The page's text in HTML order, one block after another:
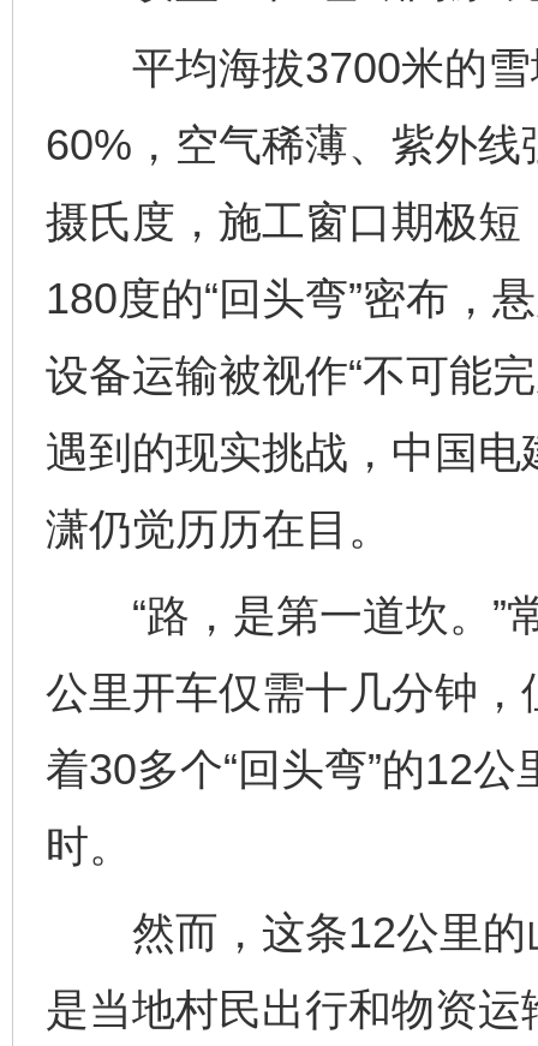
平均海拔3700米的雪
60%，空气稀薄、紫外
摄氏度，施工窗口期极
180度的“回头弯”密布，
设备运输被视作“不可能
遇到的现实挑战，中国
潇仍觉历历在目。
“路，是第一道坎。”
公里开车仅需十几分钟
着30多个“回头弯”的12
时。
然而，这条12公里的
是当地村民出行和物资